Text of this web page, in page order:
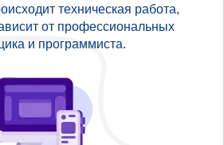
техническая работа,
от профессиональных
и программиста.